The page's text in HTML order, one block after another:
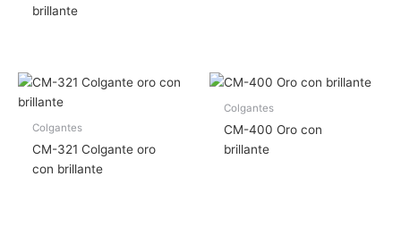
brillante
Colgantes
CM-321 Colgante oro
con brillante
Colgantes
CM-400 Oro con
brillante